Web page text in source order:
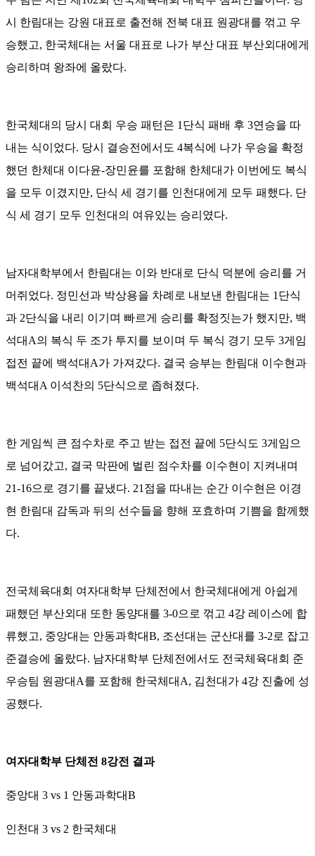
시 한림대는 강원 대표로 출전해 전북 대표 원광대를 꺾고 우
승했고, 한국체대는 서울 대표로 나가 부산 대표 부산외대에게
승리하며 왕좌에 올랐다.
한국체대의 당시 대회 우승 패턴은 1단식 패배 후 3연승을 따
내는 식이었다. 당시 결승전에서도 4복식에 나가 우승을 확정
했던 한체대 이다윤-장민윤를 포함해 한체대가 이번에도 복식
을 모두 이겼지만, 단식 세 경기를 인천대에게 모두 패했다. 단
식 세 경기 모두 인천대의 여유있는 승리였다.
남자대학부에서 한림대는 이와 반대로 단식 덕분에 승리를 거
머쥐었다. 정민선과 박상용을 차례로 내보낸 한림대는 1단식
과 2단식을 내리 이기며 빠르게 승리를 확정짓는가 했지만, 백
석대A의 복식 두 조가 투지를 보이며 두 복식 경기 모두 3게임
접전 끝에 백석대A가 가져갔다. 결국 승부는 한림대 이수현과
백석대A 이석찬의 5단식으로 좁혀졌다.
한 게임씩 큰 점수차로 주고 받는 접전 끝에 5단식도 3게임으
로 넘어갔고, 결국 막판에 벌린 점수차를 이수현이 지켜내며
21-16으로 경기를 끝냈다. 21점을 따내는 순간 이수현은 이경
현 한림대 감독과 뒤의 선수들을 향해 포효하며 기쁨을 함께했
다.
전국체육대회 여자대학부 단체전에서 한국체대에게 아쉽게
패했던 부산외대 또한 동양대를 3-0으로 꺾고 4강 레이스에 합
류했고, 중앙대는 안동과학대B, 조선대는 군산대를 3-2로 잡고
준결승에 올랐다. 남자대학부 단체전에서도 전국체육대회 준
우승팀 원광대A를 포함해 한국체대A, 김천대가 4강 진출에 성
공했다.
여자대학부 단체전 8강전 결과
중앙대 3 vs 1 안동과학대B
인천대 3 vs 2 한국체대